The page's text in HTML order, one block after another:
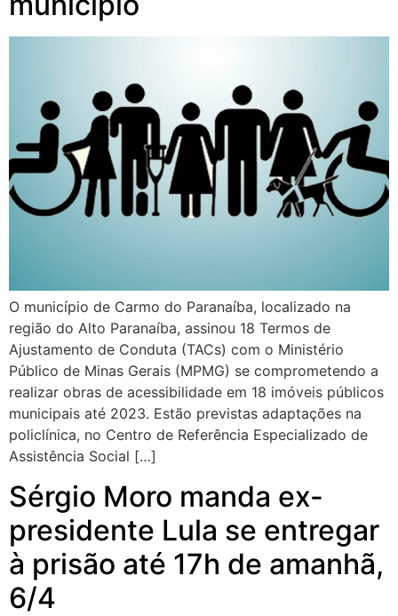
O município de Carmo do Paranaíba, localizado na
região do Alto Paranaíba, assinou 18 Termos de
Ajustamento de Conduta (TACs) com o Ministério
Público de Minas Gerais (MPMG) se comprometendo a
realizar obras de acessibilidade em 18 imóveis públicos
municipais até 2023. Estão previstas adaptações na
policlínica, no Centro de Referência Especializado de
Assistência Social […]
Sérgio Moro manda ex-
presidente Lula se entregar
à prisão até 17h de amanhã,
6/4